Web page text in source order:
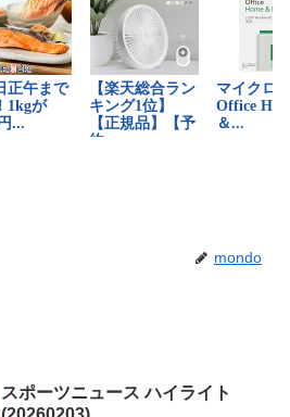
mondo
スポーツニュース ハイライト